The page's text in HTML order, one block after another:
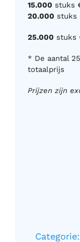
15.000 stuks
20.000 stuks
25.000 stuks
* De aantal
totaalprijs
Prijzen zijn
Categorie: